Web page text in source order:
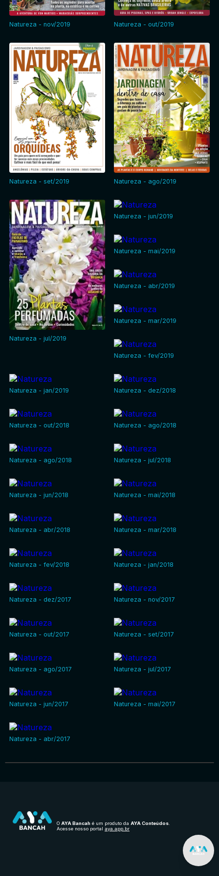
Natureza - nov/2019 Natureza - out/2019
Natureza - set/2019 Natureza - ago/2019
Natureza - jul/2019
Natureza - jun/2019
Natureza - mai/2019
Natureza - abr/2019
Natureza - mar/2019
Natureza - fev/2019
Natureza - jan/2019 Natureza - dez/2018
Natureza - out/2018 Natureza - ago/2018
Natureza - ago/2018 Natureza - jul/2018
Natureza - jun/2018 Natureza - mai/2018
Natureza - abr/2018 Natureza - mar/2018
Natureza - fev/2018 Natureza - jan/2018
Natureza - dez/2017 Natureza - nov/2017
Natureza - out/2017 Natureza - set/2017
Natureza - ago/2017 Natureza - jul/2017
Natureza - jun/2017 Natureza - mai/2017
Natureza - abr/2017
O AYA Bancah é um produto da AYA Conteúdos
Acesse nosso portal aya.app.br